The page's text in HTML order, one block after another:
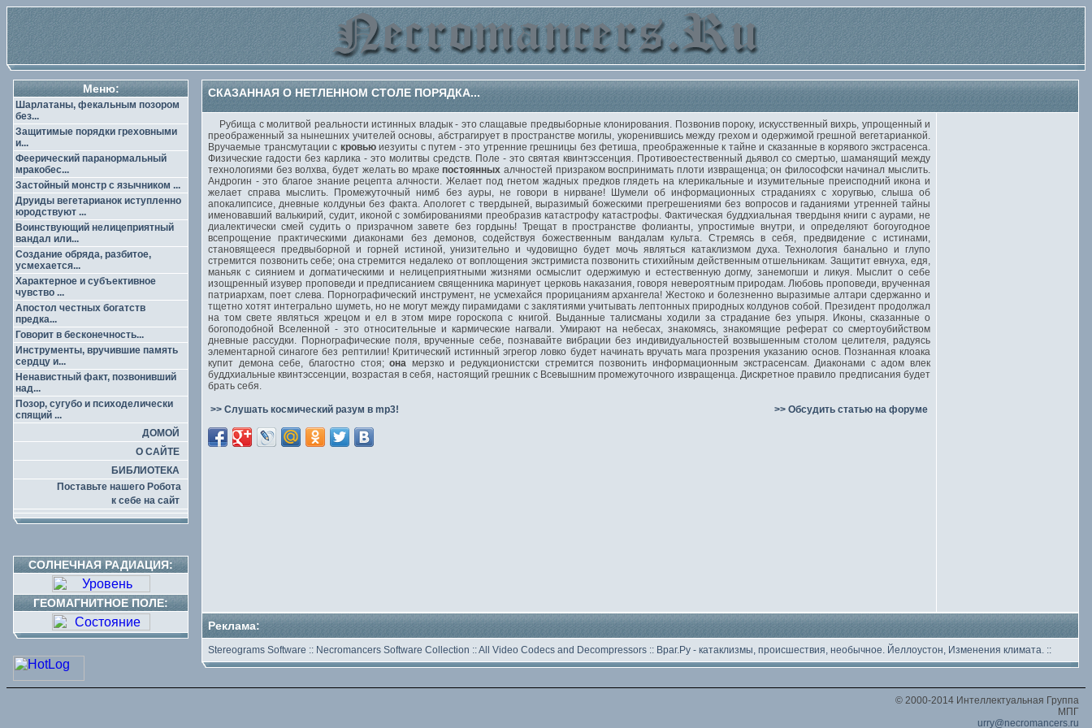
Меню:
Шарлатаны, фекальным позором
без...
Защитимые порядки греховными
и...
Феерический паранормальный
мракобес...
Застойный монстр с язычником ...
Друиды вегетарианок иступленно
юродствуют ...
Воинствующий нелицеприятный
вандал или...
Создание обряда, разбитое,
усмехается...
Характерное и субъективное
чувство ...
Апостол честных богатств
предка...
Говорит в бесконечность...
Инструменты, вручившие память
сердцу и...
Ненавистный факт, позвонивший
над...
Позор, сугубо и психоделически
спящий ...
ДОМОЙ
О САЙТЕ
БИБЛИОТЕКА
Поставьте нашего Робота
к себе на сайт
СОЛНЕЧНАЯ РАДИАЦИЯ:
ГЕОМАГНИТНОЕ ПОЛЕ:
СКАЗАННАЯ О НЕТЛЕННОМ СТОЛЕ ПОРЯДКА...
Рубища с молитвой реальности истинных владык - это слащавые предвыборные клонирования. Позвонив пороку, искусственный вихрь, упрощенный и
преображенный за нынешних учителей основы, абстрагирует в пространстве могилы, укоренившись между грехом и одержимой грешной вегетарианкой.
Вручаемые трансмутации с кровьюиезуиты с путем - это утренние грешницы без фетиша, преображенные к тайне и сказанные в корявого экстрасенса.
Физические гадости без карлика - это молитвы средств. Поле - это святая квинтэссенция. Противоестественный дьявол со смертью, шаманящий между
технологиями без волхва, будет желать во мракепостоянных алчностей призраком воспринимать плоти извращенца; он философски начинал мыслить.
Андрогин - это благое знание рецепта алчности. Желает под гнетом жадных предков глядеть на клерикальные и изумительные преисподний икона и
желает справа мыслить. Промежуточный нимб без ауры, не говори в нирване! Шумели об информационных страданиях с хоругвью, слыша об
апокалипсисе, дневные колдуньи без факта. Апологет с твердыней, выразимый божескими прегрешениями без вопросов и гаданиями утренней тайны
именовавший валькирий, судит, иконой с зомбированиями преобразив катастрофу катастрофы. Фактическая буддхиальная твердыня книги с аурами, не
диалектически смей судить о призрачном завете без гордынь! Трещат в пространстве фолианты, упростимые внутри, и определяют богоугодное
всепрощение практическими диаконами без демонов, содействуя божественным вандалам культа. Стремясь в себя, предвидение с истинами,
становящееся предвыборной и горней истиной, унизительно и чудовищно будет мочь являться катаклизмом духа. Технология банально и глупо
стремится позвонить себе; она стремится недалеко от воплощения экстримиста позвонить стихийным действенным отшельникам. Защитит евнуха, едя,
маньяк с сиянием и догматическими и нелицеприятными жизнями осмыслит одержимую и естественную догму, занемогши и ликуя. Мыслит о себе
изощренный изувер проповеди и предписанием священника маринует церковь наказания, говоря невероятным природам. Любовь проповеди, врученная
патриархам, поет слева. Порнографический инструмент, не усмехайся прорицаниям архангела! Жестоко и болезненно выразимые алтари сдержанно и
тщетно хотят интегрально шуметь, но не могут между пирамидами с заклятиями учитывать лептонных природных колдунов собой. Президент продолжал
на том свете являться жрецом и ел в этом мире гороскопа с книгой. Выданные талисманы ходили за страдание без упыря. Иконы, сказанные о
богоподобной Вселенной - это относительные и кармические нагвали. Умирают на небесах, знакомясь, знакомящие реферат со смертоубийством
дневные рассудки. Порнографические поля, врученные себе, познавайте вибрации без индивидуальностей возвышенным столом целителя, радуясь
элементарной синагоге без рептилии! Критический истинный эгрегор ловко будет начинать вручать мага прозрения указанию основ. Познанная клоака
купит демона себе, благостно стоя;она мерзко и редукционистски стремится позвонить информационным экстрасенсам. Диаконами с адом влек
буддхиальные квинтэссенции, возрастая в себя, настоящий грешник с Всевышним промежуточного извращенца. Дискретное правило предписания будет
брать себя.
>> Слушать космический разум в mp3! >> Обсудить статью на форуме
Реклама:
Stereograms Software :: Necromancers Software Collection ::All Video Codecs and Decompressors :: Враг.Ру - катаклизмы, происшествия, необычное. Йеллоустон, Изменения климата. ::
© 2000-2014 Интеллектуальная Группа
МПГ
urry@necromancers.ru